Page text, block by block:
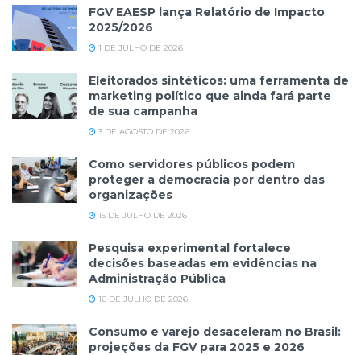
FGV EAESP lança Relatório de Impacto
2025/2026
1 DE JULHO DE 2026
Eleitorados sintéticos: uma ferramenta de
marketing político que ainda fará parte
de sua campanha
3 DE AGOSTO DE 2026
Como servidores públicos podem
proteger a democracia por dentro das
organizações
15 DE JULHO DE 2026
Pesquisa experimental fortalece
decisões baseadas em evidências na
Administração Pública
16 DE JULHO DE 2026
Consumo e varejo desaceleram no Brasil:
projeções da FGV para 2025 e 2026